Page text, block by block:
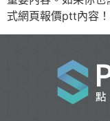
式網頁報價ptt內容